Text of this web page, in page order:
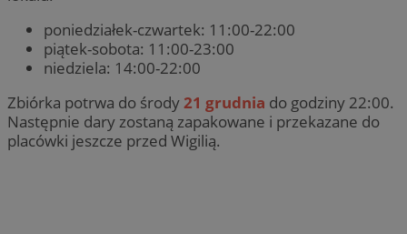
poniedziałek-czwartek: 11:00-22:00
piątek-sobota: 11:00-23:00
niedziela: 14:00-22:00
Zbiórka potrwa do środy21 grudnia do godziny 22:00.
Następnie dary zostaną zapakowane i przekazane do
placówki jeszcze przed Wigilią.